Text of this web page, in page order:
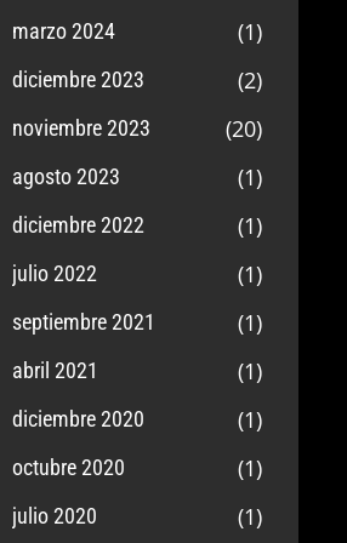
marzo 2024 (1)
diciembre 2023 (2)
noviembre 2023 (20)
agosto 2023 (1)
diciembre 2022 (1)
julio 2022 (1)
septiembre 2021 (1)
abril 2021 (1)
diciembre 2020 (1)
octubre 2020 (1)
julio 2020 (1)